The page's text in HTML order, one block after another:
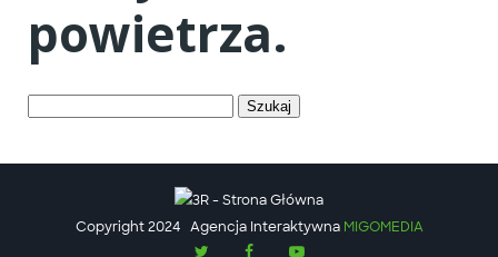
powietrza.
Copyright 2024Agencja Interaktywna MIGOMEDIA